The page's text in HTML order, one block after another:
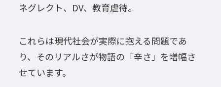
ネグレクト、DV、教育虐待。
これらは現代社会が実際に抱える問題であ
り、そのリアルさが物語の「辛さ」を増幅さ
せています。